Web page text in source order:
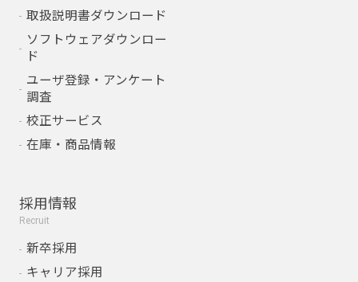
取扱説明書ダウンロード
ソフトウェアダウンロー
ド
ユーザ登録・アンケート
調査
校正サービス
在庫・商品情報
採用情報
Recruit
新卒採用
キャリア採用